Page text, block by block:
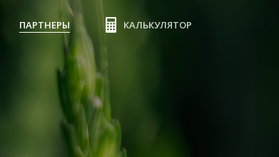
ПАРТНЕРЫ КАЛЬКУЛЯТОР